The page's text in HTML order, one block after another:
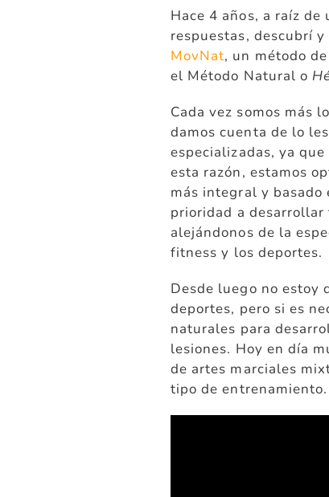
Hace 4 años, a raíz
respuestas, descubrí
MovNat, un método
el Método Natural o
Cada vez somos más
damos cuenta de lo
especializadas, ya
esta razón, estamos
más integral y basado
prioridad a desarrollar
alejándonos de la
fitness y los deportes.
Desde luego no estoy
deportes, pero si es
naturales para
lesiones. Hoy en día
de artes marciales
tipo de entrenamiento.